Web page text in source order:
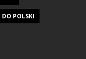
DO POLSKI